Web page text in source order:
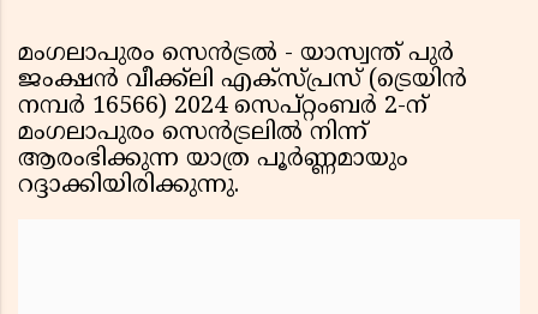
മംഗലാപുരം സെന്‍ട്രല്‍ - യാസ്വന്ത് പുര്‍
ജംക്ഷന്‍ വീക്ക്‌ലി എക്‌സ്പ്രസ് (ട്രെയിന്‍
നമ്പര്‍ 16566) 2024 സെപ്റ്റംബര്‍ 2-ന്
മംഗലാപുരം സെന്‍ട്രലില്‍ നിന്ന്
ആരംഭിക്കുന്ന യാത്ര പൂര്‍ണ്ണമായും
റദ്ദാക്കിയിരിക്കുന്നു.